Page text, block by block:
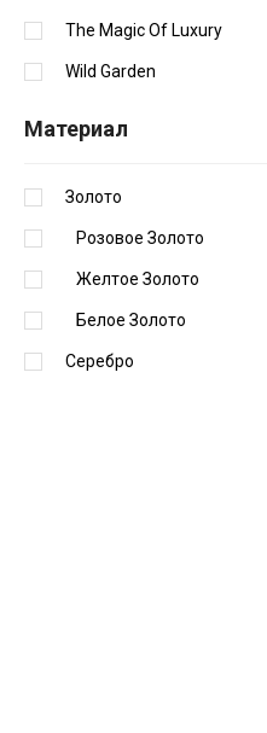
The Magic Of Luxury
Wild Garden
Материал
Золото
Розовое Золото
Желтое Золото
Белое Золото
Серебро